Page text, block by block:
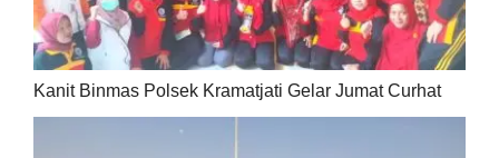
Kanit Binmas Polsek Kramatjati Gelar Jumat Curhat